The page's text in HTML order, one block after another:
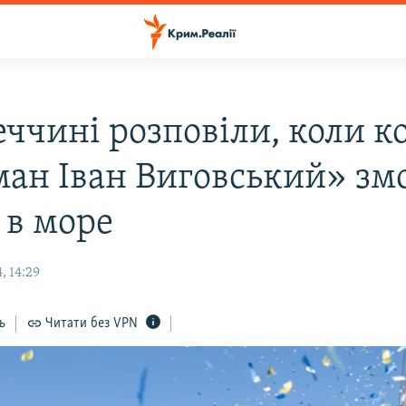
розповіли, коли
Іван Виговський»
море
14:29
Читати без VPN